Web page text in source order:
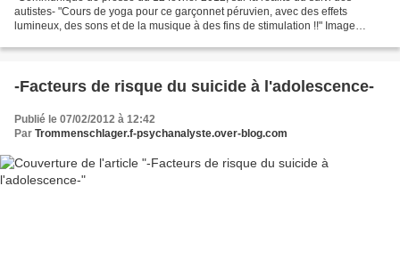
autistes- "Cours de yoga pour ce garçonnet péruvien, avec des effets
lumineux, des sons et de la musique à des fins de stimulation !!" Image
-Facteurs de risque du suicide à l'adolescence-
Publié le 07/02/2012 à 12:42
Par Trommenschlager.f-psychanalyste.over-blog.com